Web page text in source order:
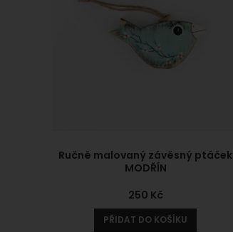
Ručně malovaný závěsný ptáček
MODŘÍN
250 Kč
PŘIDAT DO KOŠÍKU